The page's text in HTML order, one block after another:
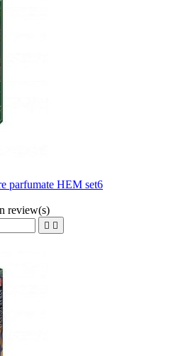
parfumate HEM set6
review(s)
 